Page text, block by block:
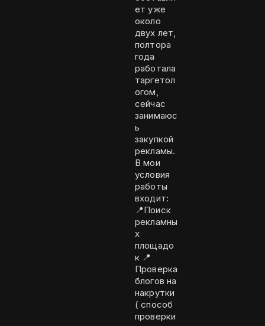
ет уже
около
двух лет,
полтора
года
работала
таргетол
огом,
сейчас
занимаюс
ь
закупкой
рекламы.
В мои
условия
работы
входит:
📍Поиск
рекламны
х
площадо
к 📍
Проверка
блогов на
накрутки
( способ
проверки